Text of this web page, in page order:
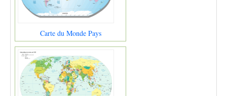
Carte du Monde Pays